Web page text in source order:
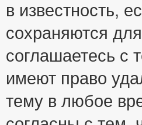
в известность,
сохраняются
соглашаетесь с
имеют право
тему в любое